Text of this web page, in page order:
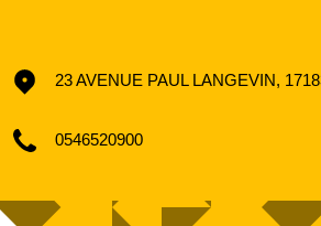
23 AVENUE PAUL LANGEVIN,
0546520900